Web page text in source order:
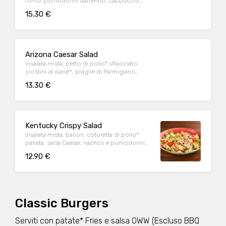
15.30 €
Arizona Caesar Salad
Insalata mista, petto di pollo* sfilacciato,
crostini di pane*, scaglie di Parmigiano
13.30 €
Kentucky Crispy Salad
Insalata mista, bacon, cotoletta di pollo*
panata, salsa Caesar, nachos e pomodorini
12.90 €
Classic Burgers
Serviti con patate* Fries e salsa OWW (Escluso BBQ